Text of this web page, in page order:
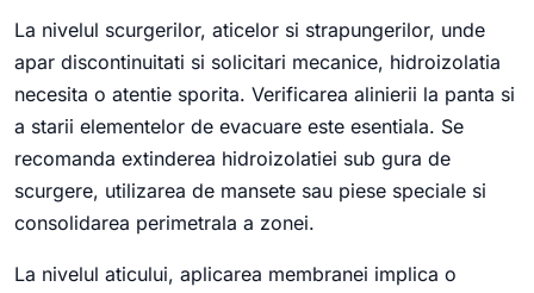
La nivelul scurgerilor, aticelor si strapungerilor, unde
apar discontinuitati si solicitari mecanice, hidroizolatia
necesita o atentie sporita. Verificarea alinierii la panta si
a starii elementelor de evacuare este esentiala. Se
recomanda extinderea hidroizolatiei sub gura de
scurgere, utilizarea de mansete sau piese speciale si
consolidarea perimetrala a zonei.
La nivelul aticului, aplicarea membranei implica o